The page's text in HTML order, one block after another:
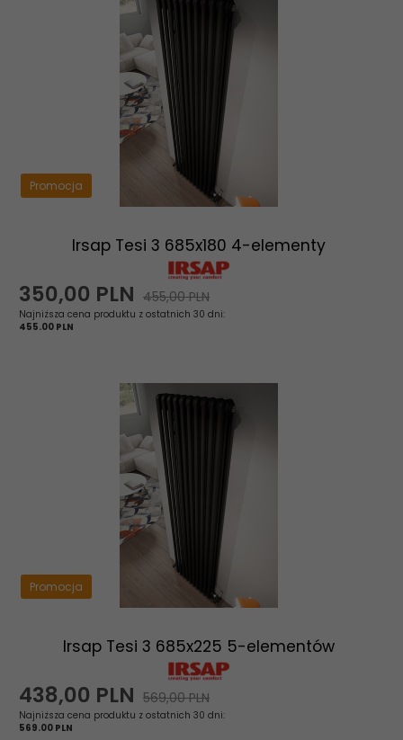
Promocja
Irsap Tesi 3 685x180 4-elementy
350,00 PLN 455,00 PLN
Najniższa cena produktu z ostatnich 30 dni:
455.00 PLN
Promocja
Irsap Tesi 3 685x225 5-elementów
438,00 PLN 569,00 PLN
Najniższa cena produktu z ostatnich 30 dni:
569.00 PLN